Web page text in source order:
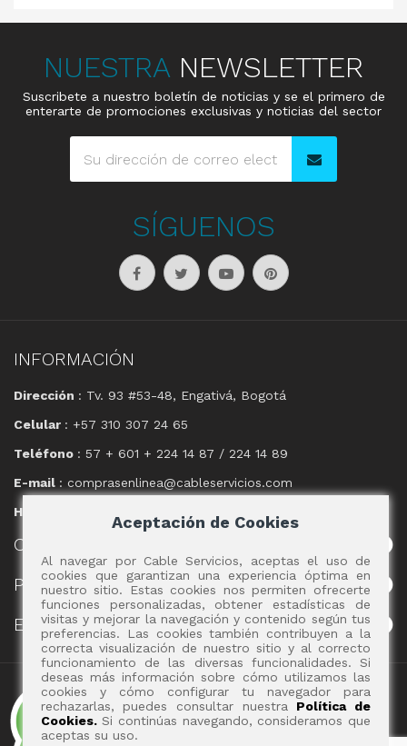
NUESTRA NEWSLETTER
Suscribete a nuestro boletín de noticias y se el primero de
enterarte de promociones exclusivas y noticias del sector
SÍGUENOS
INFORMACIÓN
Dirección : Tv. 93 #53-48, Engativá, Bogotá
Celular : +57 310 307 24 65
Teléfono : 57 + 601 + 224 14 87 / 224 14 89
E-mail : comprasenlinea@cableservicios.com
Horario
CABLE
POLÍTICAS
EVENTOS
Aceptación de Cookies
Al navegar por Cable Servicios, aceptas el uso de
cookies que garantizan una experiencia óptima en
nuestro sitio. Estas cookies nos permiten ofrecerte
funciones personalizadas, obtener estadísticas de
visitas y mejorar la navegación y contenido según tus
preferencias. Las cookies también contribuyen a la
correcta visualización de nuestro sitio y al correcto
funcionamiento de las diversas funcionalidades. Si
deseas más información sobre cómo utilizamos las
cookies y cómo configurar tu navegador para
rechazarlas, puedes consultar nuestra Política de
Cookies.Si continúas navegando, consideramos que
aceptas su uso.
Copyright 2017 - Cable Servicios S.A.